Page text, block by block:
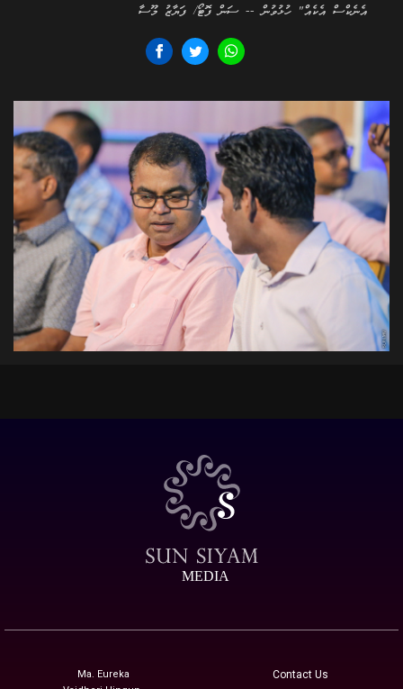
އެނެކްސް އެކެއް" ހުޅުވުން -- ސަން ފޮޓޯ/ ފަޔާޒު މޫސާ
MEDIA
Ma. Eureka
Contact Us